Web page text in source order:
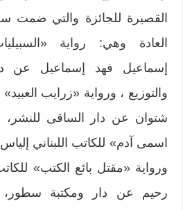
القصيرة للجائزة والتي
العادة وهي: رواية
إسماعيل فهد إسماعيل عن
والتوزيع ، ورواية «زرايب العبيد»
شتوان عن دار الساقى للنشر،
اسمى آدم» للكاتب اللبناني
ورواية «مقتل بائع الكتب»
رحيم عن دار ومكتبة